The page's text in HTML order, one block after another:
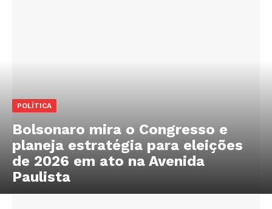
POLÍTICA
Bolsonaro mira o Congresso e
planeja estratégia para eleições
de 2026 em ato na Avenida
Paulista